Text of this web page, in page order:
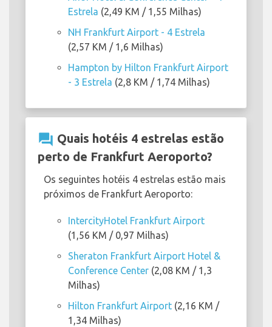
Estrela (2,49 KM / 1,55 Milhas)
NH Frankfurt Airport - 4 Estrela
(2,57 KM / 1,6 Milhas)
Hampton by Hilton Frankfurt Airport
- 3 Estrela (2,8 KM / 1,74 Milhas)
question_answer Quais hotéis 4 estrelas estão
perto de Frankfurt Aeroporto?
Os seguintes hotéis 4 estrelas estão mais
próximos de Frankfurt Aeroporto:
IntercityHotel Frankfurt Airport
(1,56 KM / 0,97 Milhas)
Sheraton Frankfurt Airport Hotel &
Conference Center (2,08 KM / 1,3
Milhas)
Hilton Frankfurt Airport (2,16 KM /
1,34 Milhas)